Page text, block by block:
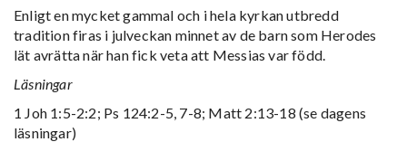
Enligt en mycket gammal och i hela kyrkan utbredd
tradition firas i julveckan minnet av de barn som Herodes
lät avrätta när han fick veta att Messias var född.
Läsningar
1 Joh 1:5-2:2; Ps 124:2-5, 7-8; Matt 2:13-18 (se dagens
läsningar)